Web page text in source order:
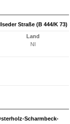
Straße (B 444/K 73)
Land
NI
Scharmbeck-